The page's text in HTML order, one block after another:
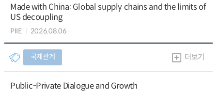
Made with China: Global supply chains and the limits of
US decoupling
PIIE 2026.08.06
국제관계 더보기
Public-Private Dialogue and Growth